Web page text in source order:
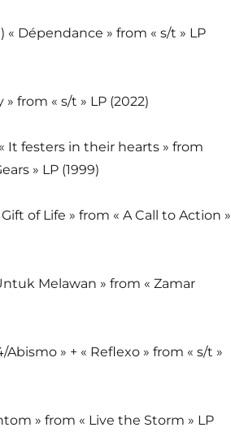
« Dépendance » from « s/t » LP
» from « s/t » LP (2022)
It festers in their hearts » from
» LP (1999)
of Life » from « A Call to Action »
Melawan » from « Zamar
» + « Reflexo » from « s/t »
» from « Live the Storm » LP